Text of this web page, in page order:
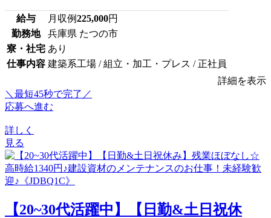
給与 月収例225,000円
勤務地
兵庫県 たつの市
寮・社宅 あり
仕事内容 建築系工場 / 組立・加工・プレス / 正社員
詳細を表示
＼最短45秒で完了／
応募へ進む
詳しく
見る
【20~30代活躍中】【日勤&土日祝休